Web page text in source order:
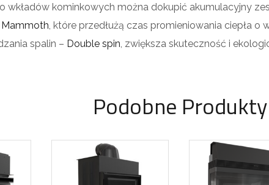
wkładów kominkowych można dokupić akumulacyjny
Mammoth, które przedłużą czas promieniowania ciepła o
spalin – Double spin, zwiększa skuteczność i
Podobne Produkty